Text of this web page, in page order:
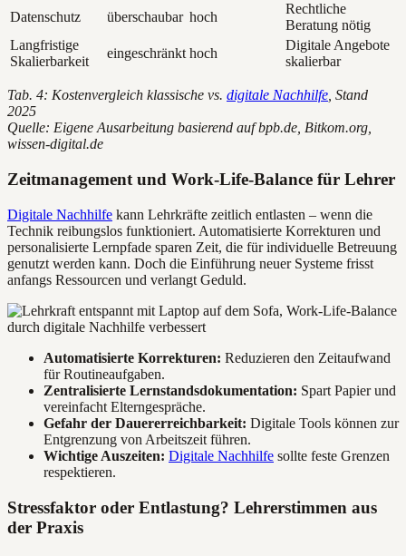
Datenschutz
überschaubar hoch
Rechtliche
Beratung nötig
Langfristige
Skalierbarkeit
eingeschränkt hoch
Digitale Angebote
skalierbar
Tab. 4: Kostenvergleich klassische vs. digitale Nachhilfe, Stand
2025
Quelle: Eigene Ausarbeitung basierend auf bpb.de, Bitkom.org,
wissen-digital.de
Zeitmanagement und Work-Life-Balance für Lehrer
Digitale Nachhilfe kann Lehrkräfte zeitlich entlasten – wenn die
Technik reibungslos funktioniert. Automatisierte Korrekturen und
personalisierte Lernpfade sparen Zeit, die für individuelle Betreuung
genutzt werden kann. Doch die Einführung neuer Systeme frisst
anfangs Ressourcen und verlangt Geduld.
Automatisierte Korrekturen: Reduzieren den Zeitaufwand
für Routineaufgaben.
Zentralisierte Lernstandsdokumentation: Spart Papier und
vereinfacht Elterngespräche.
Gefahr der Dauererreichbarkeit: Digitale Tools können zur
Entgrenzung von Arbeitszeit führen.
Wichtige Auszeiten: Digitale Nachhilfe sollte feste Grenzen
respektieren.
Stressfaktor oder Entlastung? Lehrerstimmen aus
der Praxis